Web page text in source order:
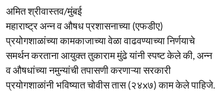
अमित श्रीवास्तव/मुंबई
महाराष्ट्र अन्न व औषध प्रशासनाच्या (एफडीए)
प्रयोगशाळांच्या कामकाजाच्या वेळा वाढवण्याच्या निर्णयाचे
समर्थन करताना आयुक्त तुकाराम मुंढे यांनी स्पष्ट केले की, अन्न
व औषधांच्या नमुन्यांची तपासणी करणाऱ्या सरकारी
प्रयोगशाळांनी भविष्यात चोवीस तास (२४x७) काम केले पाहिजे.